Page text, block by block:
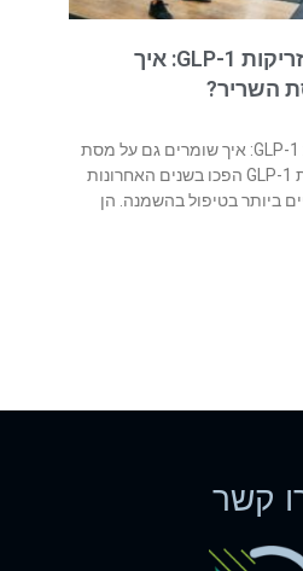
ירידה במשקל עם זריקות GLP-1: איך
השריר?
ירידה במשקל עם זריקות GLP-1: איך שומרים גם על מסת
השריר? זריקות ממשפחת GLP-1 הפכו בשנים האחרונות
ביותר בטיפול בהשמנה. הן
קשר